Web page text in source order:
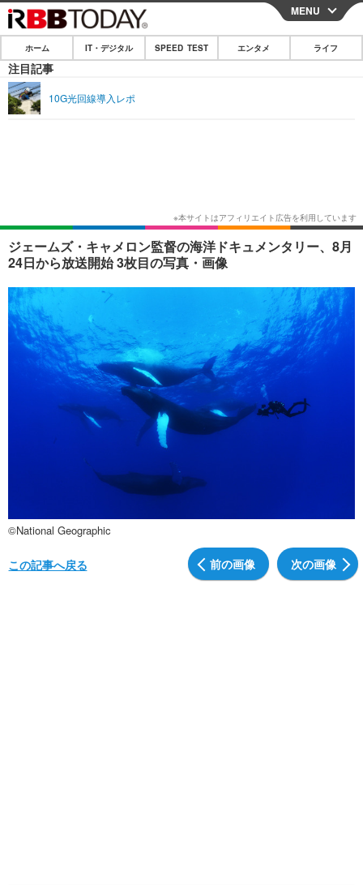
CLOSE
ホーム
IT・デジタル
韓流・K-POP 韓国・芸能
音楽 スポーツ
グラビア ブログ
ショッピング その他
ライフTOP グルメ
ペット ショッピング
その他
リリース一覧
プッシュ通知の停止方法
MENU
ホーム IT・デジタル SPEED TEST エンタメ ライフ
注目記事
10G光回線導入レポ
ジェームズ・キャメロン監督の海洋ドキュメンタリー、8月
24日から放送開始 3枚目の写真・画像
©National Geographic
前の画像 次の画像
この記事へ戻る